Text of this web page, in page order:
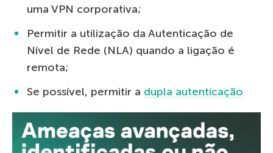
uma VPN corporativa;
Permitir a utilização da Autenticação de
Nível de Rede (NLA) quando a ligação é
remota;
Se possível, permitir a dupla autenticação